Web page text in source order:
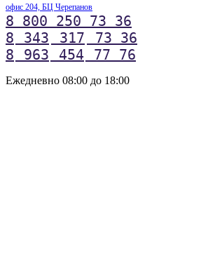
офис 204, БЦ Черепанов
8 800 250 73 36
8
343 317
73 36
8
963 454 77 76
Ежедневно 08:00 до 18:00